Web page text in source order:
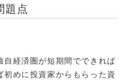
題点
自経済圏が短期間でできれば
初めに投資家からもらった資